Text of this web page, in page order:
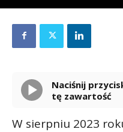
Naciśnij przycisk odtwarzania, aby odsłuchać
tę zawartość
W sierpniu 2023